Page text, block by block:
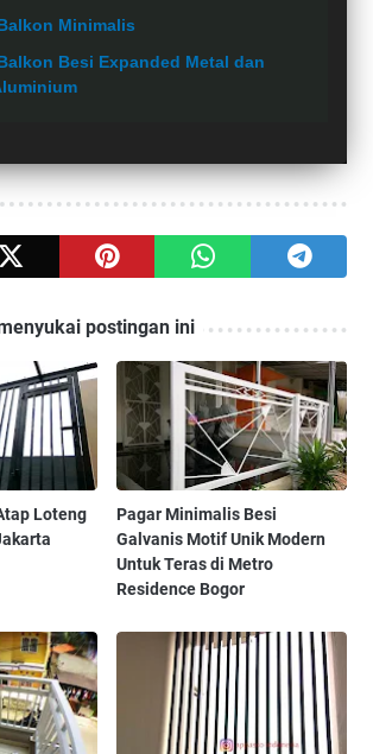
Minimalis
Besi Expanded Metal dan
postingan ini
Loteng
Pagar Minimalis Besi
Galvanis Motif Unik Modern
Untuk Teras di Metro
Residence Bogor